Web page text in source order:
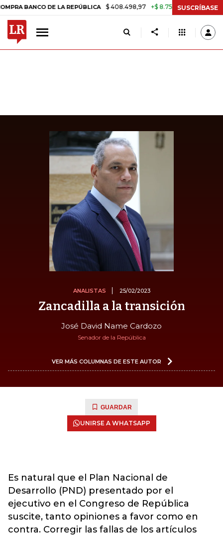
DE LA REPÚBLICA $ 408.498,97 +$ 8.753,81 +2,19% TASA
SUSCRÍBASE
ANALISTAS 25/02/2023
Zancadilla a la transición
José David Name Cardozo
Senador de la República
VER MÁS COLUMNAS DE ESTE AUTOR
GUARDAR
UNIRSE A WHATSAPP
Es natural que el Plan Nacional de
Desarrollo (PND) presentado por el
ejecutivo en el Congreso de República
suscite, tanto opiniones a favor como en
contra. Corregir las fallas de los artículos